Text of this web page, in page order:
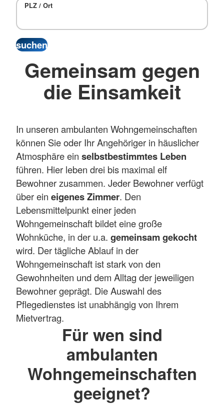
PLZ / Ort
Gemeinsam gegen
die Einsamkeit
In unseren ambulanten Wohngemeinschaften
können Sie oder Ihr Angehöriger in häuslicher
Atmosphäre ein selbstbestimmtes Leben
führen. Hier leben drei bis maximal elf
Bewohner zusammen. Jeder Bewohner verfügt
über ein eigenes Zimmer. Den
Lebensmittelpunkt einer jeden
Wohngemeinschaft bildet eine große
Wohnküche, in der u.a. gemeinsam gekocht
wird. Der tägliche Ablauf in der
Wohngemeinschaft ist stark von den
Gewohnheiten und dem Alltag der jeweiligen
Bewohner geprägt. Die Auswahl des
Pflegedienstes ist unabhängig von Ihrem
Mietvertrag.
Für wen sind
ambulanten
Wohngemeinschaften
geeignet?